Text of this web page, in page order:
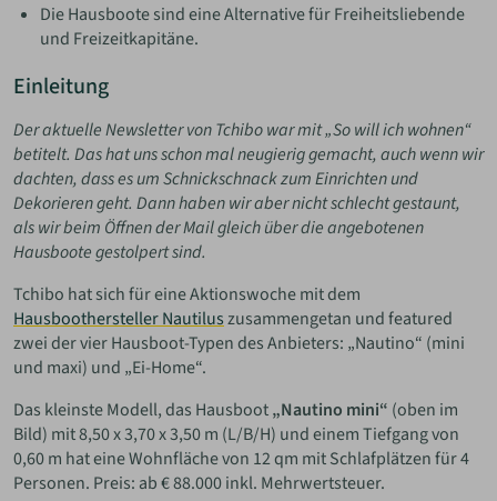
Die Hausboote sind eine Alternative für Freiheitsliebende
und Freizeitkapitäne.
Einleitung
Der aktuelle Newsletter von Tchibo war mit „So will ich wohnen“
betitelt. Das hat uns schon mal neugierig gemacht, auch wenn wir
dachten, dass es um Schnickschnack zum Einrichten und
Dekorieren geht. Dann haben wir aber nicht schlecht gestaunt,
als wir beim Öffnen der Mail gleich über die angebotenen
Hausboote gestolpert sind.
Tchibo hat sich für eine Aktionswoche mit dem
Hausboothersteller Nautiluszusammengetan und featured
zwei der vier Hausboot-Typen des Anbieters: „Nautino“ (mini
und maxi) und „Ei-Home“.
Das kleinste Modell, das Hausboot„Nautino mini“ (oben im
Bild) mit 8,50 x 3,70 x 3,50 m (L/B/H) und einem Tiefgang von
0,60 m hat eine Wohnfläche von 12 qm mit Schlafplätzen für 4
Personen. Preis: ab € 88.000 inkl. Mehrwertsteuer.